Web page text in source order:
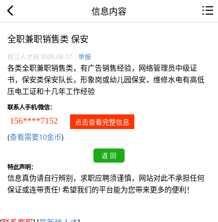
信息内容
全职兼职销售类 保安
桃江人才网 2026.08.07 举报
各类全职兼职销售类，有广告销售经验，网络管理员中级证
书，保安类保安队长，形象岗或幼儿园保安，维修水电有高低
压电工证和十几年工作经验
联系人手机/微信：
156****7152 点击查看完整信息
(查看需要10金币)
特此声明：
信息真伪请自行辨别，求职应聘须谨慎，网站对此不承担任何
保证或连带责任! 希望我们的平台能为您带来更多的便利！